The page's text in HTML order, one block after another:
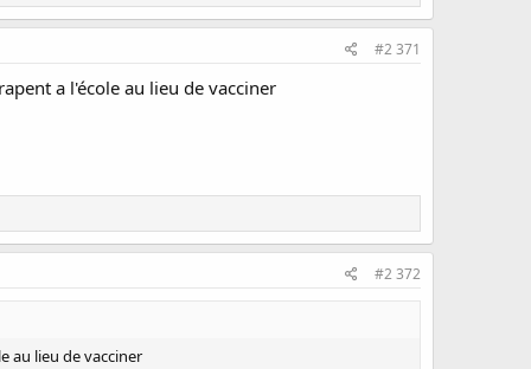
#2 371
a l'école au lieu de vacciner
#2 372
au lieu de vacciner